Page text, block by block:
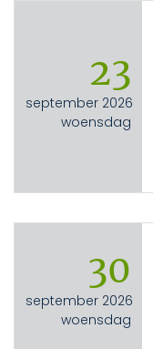
23
september 2026
woensdag
30
september 2026
woensdag